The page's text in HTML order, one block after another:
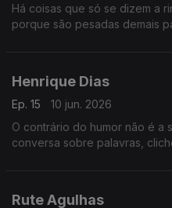
Há coisas que só se dizem a
porque são pesadas demais
Henrique Dias
Ep. 15
10 jun. 2026
O contrário do humor não é a
conversa sobre palavras,
Rute Agulhas